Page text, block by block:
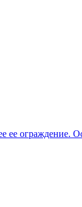
ее ограждение.